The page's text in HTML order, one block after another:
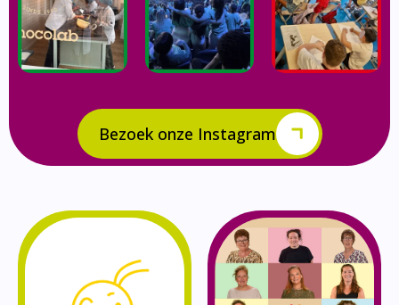
Bezoek onze Instagram